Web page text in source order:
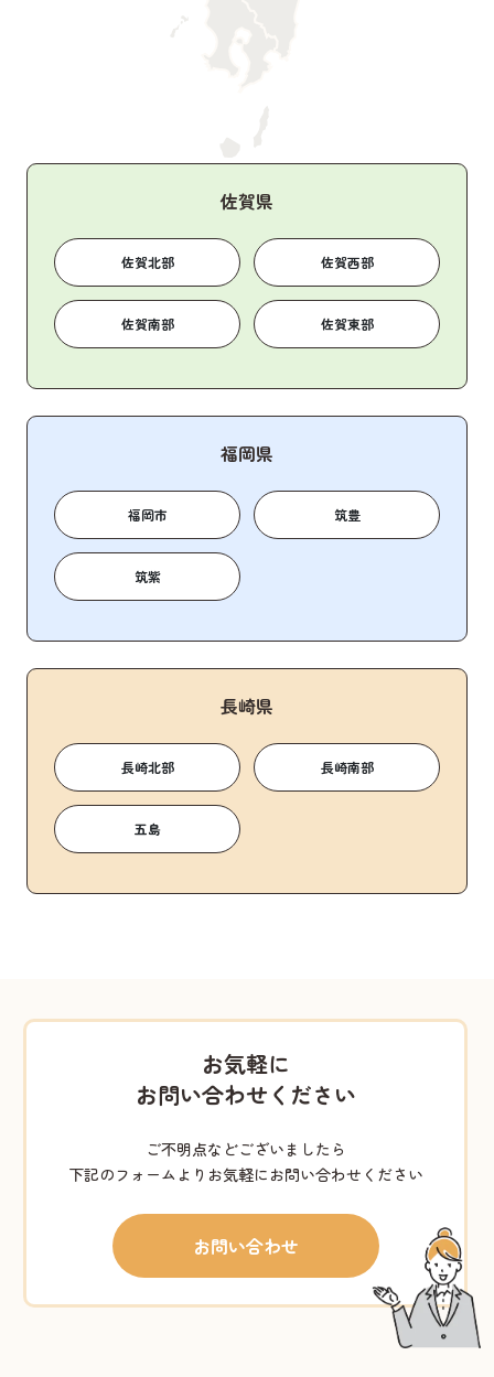
佐賀県
佐賀北部 佐賀西部
佐賀南部 佐賀東部
福岡県
福岡市 筑豊
筑紫
長崎県
長崎北部 長崎南部
五島
お気軽に
お問い合わせください
ご不明点などございましたら
下記のフォームよりお気軽にお問い合わせください
お問い合わせ